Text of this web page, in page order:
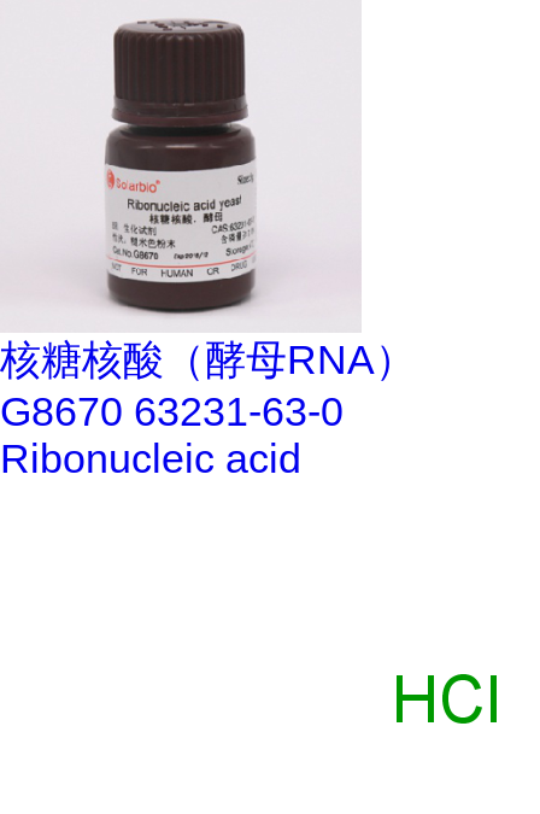
核糖核酸（酵母RNA）
G8670 63231-63-0
Ribonucleic acid